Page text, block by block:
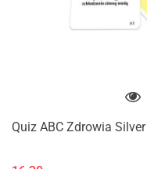
Quiz ABC Zdrowia Silver